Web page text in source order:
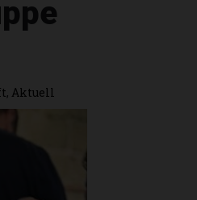
, Aktuell